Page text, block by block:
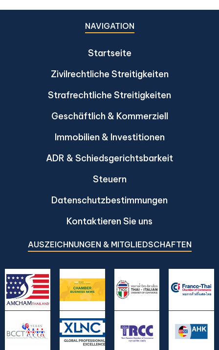
NAVIGATION
Startseite
Zivilrechtliche Streitigkeiten
Strafrechtliche Streitigkeiten
Geschäftlich & Kommerziell
Immobilien & Investitionen
ADR & Schiedsgerichtsbarkeit
Steuern
Datenschutzbestimmungen
Kontaktieren Sie uns
AUSZEICHNUNGEN & MITGLIEDSCHAFTEN